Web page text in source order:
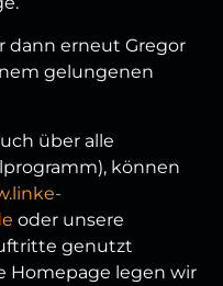
dann erneut Gregor
gelungenen
über alle
können
oder unsere
genutzt
Homepage legen wir